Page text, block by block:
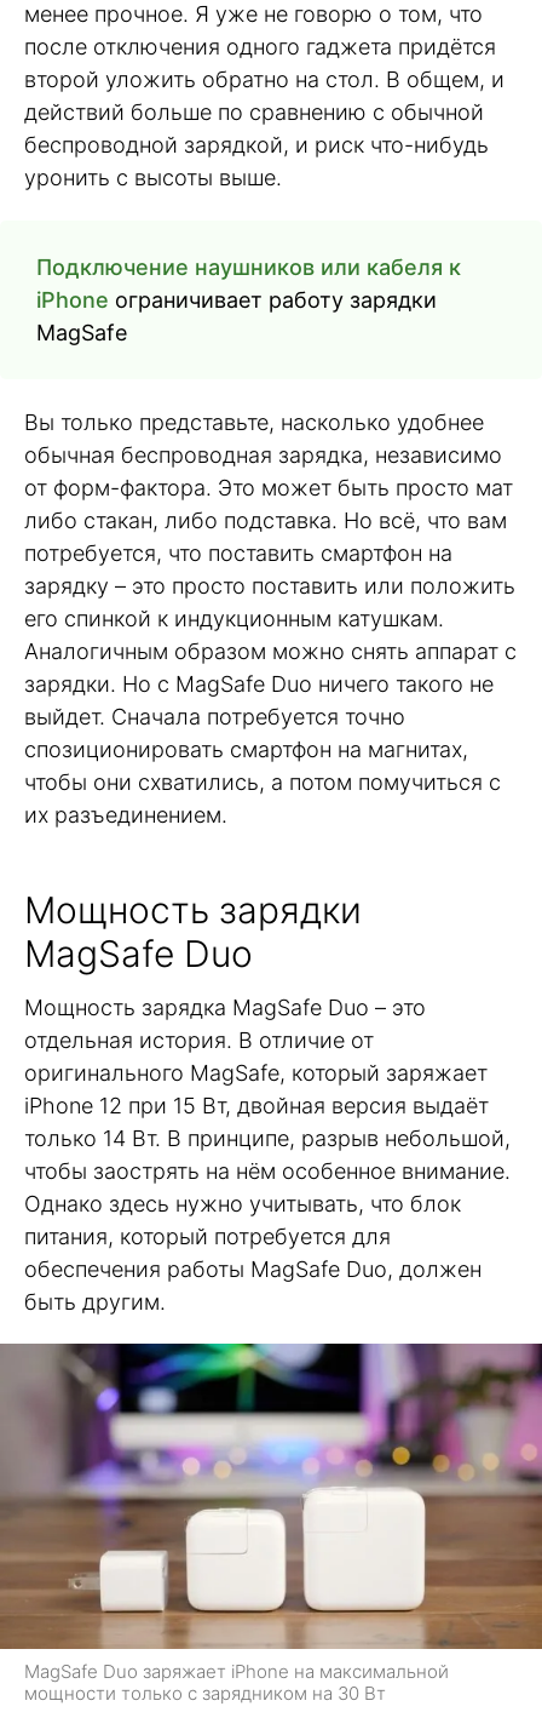
менее прочное. Я уже не говорю о том, что
после отключения одного гаджета придётся
второй уложить обратно на стол. В общем, и
действий больше по сравнению с обычной
беспроводной зарядкой, и риск что-нибудь
уронить с высоты выше.
Подключение наушников или кабеля к
iPhone ограничивает работу зарядки
MagSafe
Вы только представьте, насколько удобнее
обычная беспроводная зарядка, независимо
от форм-фактора. Это может быть просто мат
либо стакан, либо подставка. Но всё, что вам
потребуется, что поставить смартфон на
зарядку – это просто поставить или положить
его спинкой к индукционным катушкам.
Аналогичным образом можно снять аппарат с
зарядки. Но с MagSafe Duo ничего такого не
выйдет. Сначала потребуется точно
спозиционировать смартфон на магнитах,
чтобы они схватились, а потом помучиться с
их разъединением.
Мощность зарядки
MagSafe Duo
Мощность зарядка MagSafe Duo – это
отдельная история. В отличие от
оригинального MagSafe, который заряжает
iPhone 12 при 15 Вт, двойная версия выдаёт
только 14 Вт. В принципе, разрыв небольшой,
чтобы заострять на нём особенное внимание.
Однако здесь нужно учитывать, что блок
питания, который потребуется для
обеспечения работы MagSafe Duo, должен
быть другим.
MagSafe Duo заряжает iPhone на максимальной
мощности только с зарядником на 30 Вт